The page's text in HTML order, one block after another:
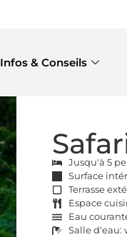
Infos & Conseils
Jusqu'à 5
Surface
Terrasse
Espace
Eau
Salle d'eau: